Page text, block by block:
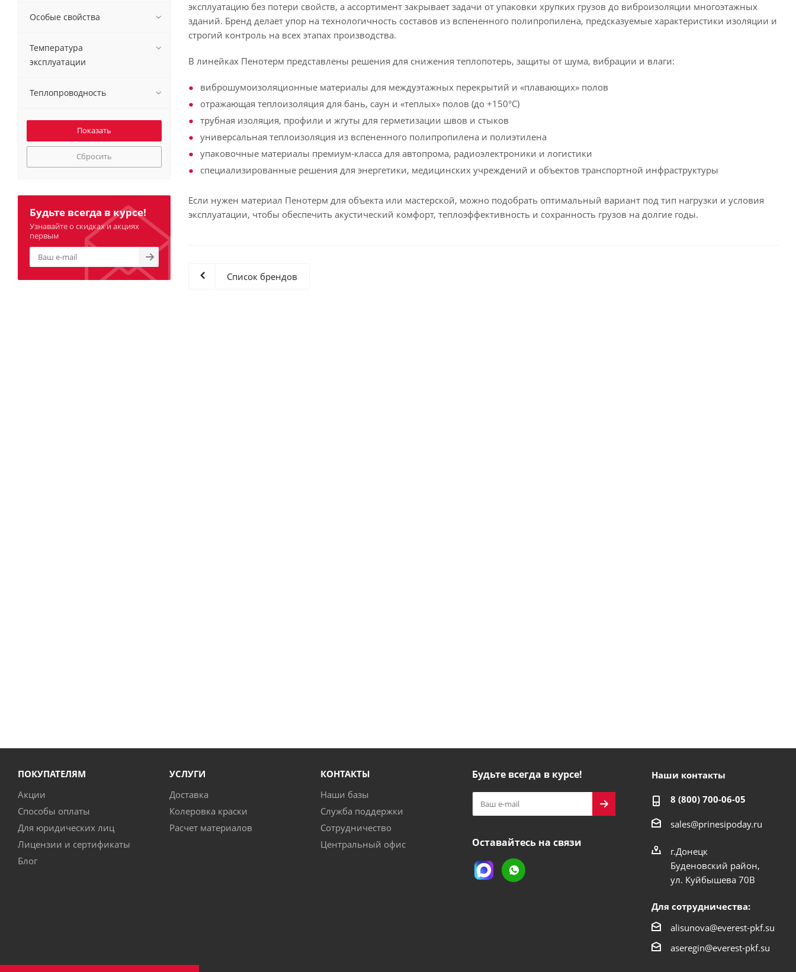
эксплуатацию без потери свойств, а ассортимент закрывает задачи от упаковки хрупких грузов до виброизоляции многоэтажных
зданий. Бренд делает упор на технологичность составов из вспененного полипропилена, предсказуемые характеристики изоляции и
строгий контроль на всех этапах производства.
В линейках Пенотерм представлены решения для снижения теплопотерь, защиты от шума, вибрации и влаги:
виброшумоизоляционные материалы для междуэтажных перекрытий и «плавающих» полов
отражающая теплоизоляция для бань, саун и «теплых» полов (до +150°C)
трубная изоляция, профили и жгуты для герметизации швов и стыков
универсальная теплоизоляция из вспененного полипропилена и полиэтилена
упаковочные материалы премиум-класса для автопрома, радиоэлектроники и логистики
специализированные решения для энергетики, медицинских учреждений и объектов транспортной инфраструктуры
Если нужен материал Пенотерм для объекта или мастерской, можно подобрать оптимальный вариант под тип нагрузки и условия
эксплуатации, чтобы обеспечить акустический комфорт, теплоэффективность и сохранность грузов на долгие годы.
Список брендов
Особые свойства
Температура
эксплуатации
Теплопроводность
Сбросить
Будьте всегда в курсе!
Узнавайте о скидках и акциях
первым
ПОКУПАТЕЛЯМ
Акции
Способы оплаты
Для юридических лиц
Лицензии и сертификаты
Блог
УСЛУГИ
Доставка
Колеровка краски
Расчет материалов
КОНТАКТЫ
Наши базы
Служба поддержки
Сотрудничество
Центральный офис
Будьте всегда в курсе!
Оставайтесь на связи
Наши контакты
8 (800) 700-06-05
sales@prinesipoday.ru
г.Донецк
Буденовский район,
ул. Куйбышева 70В
Для сотрудничества:
alisunova@everest-pkf.su
aseregin@everest-pkf.su